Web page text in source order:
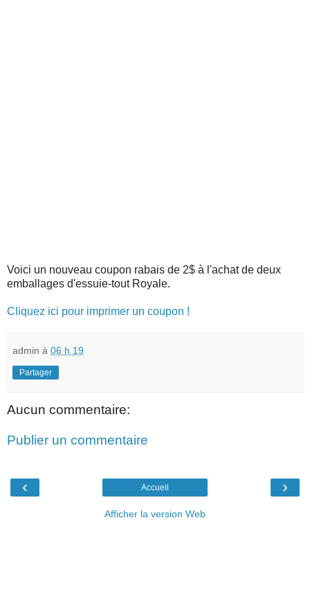
Voici un nouveau coupon rabais de 2$ à l'achat de deux
emballages d'essuie-tout Royale.
Cliquez ici pour imprimer un coupon !
admin à 06 h 19
Partager
Aucun commentaire:
Publier un commentaire
‹ ›
Accueil
Afficher la version Web